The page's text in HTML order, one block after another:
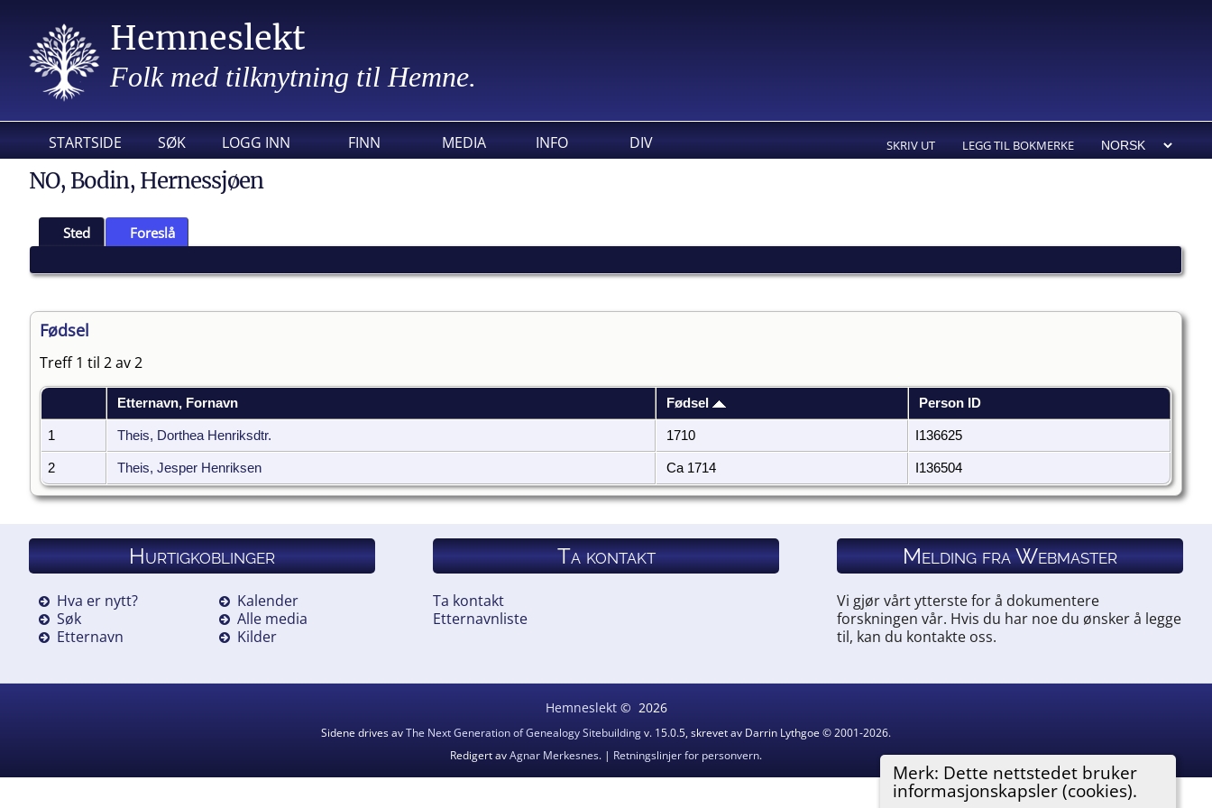
Hemneslekt
Folk med tilknytning til Hemne.
STARTSIDE SØK LOGG INN FINN MEDIA INFO DIV SKRIV UT LEGG TIL BOKMERKE
Merk: Dette nettstedet bruker
informasjonskapsler (cookies).
NO, Bodin, Hernessjøen
Sted Foreslå
Fødsel
Treff 1 til 2 av 2
Etternavn, Fornavn Fødsel Person ID
1 Theis, Dorthea Henriksdtr. 1710 I136625
2 Theis, Jesper Henriksen Ca 1714 I136504
Hurtigkoblinger
Hva er nytt?
Søk
Etternavn
Kalender
Alle media
Kilder
Ta kontakt
Ta kontakt
Etternavnliste
Melding fra Webmaster
Vi gjør vårt ytterste for å dokumentere
forskningen vår. Hvis du har noe du ønsker å legge
til, kan du kontakte oss.
Hemneslekt© 2026
Sidene drives avThe Next Generation of Genealogy Sitebuildingv. 15.0.5, skrevet av Darrin Lythgoe © 2001-2026.
Redigert avAgnar Merkesnes. | Retningslinjer for personvern.